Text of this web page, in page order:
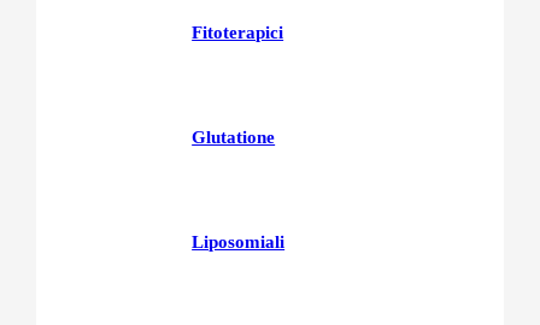
Fitoterapici
Glutatione
Liposomiali